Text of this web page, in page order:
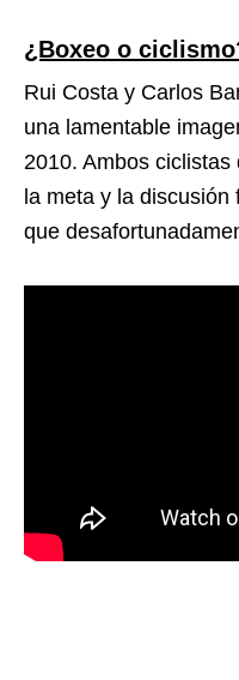
¿Boxeo o
Rui Costa y Carlos
una lamentable
2010. Ambos
la meta y la discusión
que